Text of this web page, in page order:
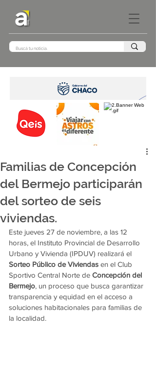
Familias de Concepción
del Bermejo participarán
del sorteo de seis
viviendas.
Este jueves 27 de noviembre, a las 12
horas, el Instituto Provincial de Desarrollo
Urbano y Vivienda (IPDUV) realizará el
Sorteo Público de Viviendas en el Club
Sportivo Central Norte de Concepción del
Bermejo, un proceso que busca garantizar
transparencia y equidad en el acceso a
soluciones habitacionales para familias de
la localidad.